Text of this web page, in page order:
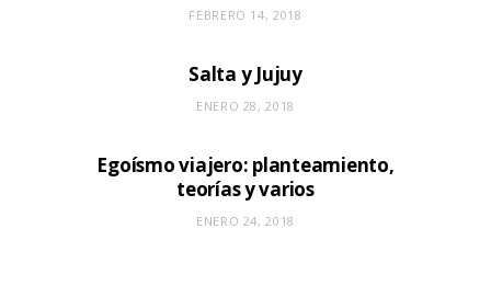
FEBRERO 14, 2018
Salta y Jujuy
ENERO 28, 2018
Egoísmo viajero: planteamiento,
teorías y varios
ENERO 24, 2018